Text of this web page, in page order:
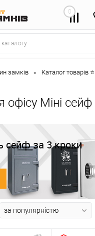
0
замків • Каталог товарів ⭐
Міні сейф
сейф за 3 кроки